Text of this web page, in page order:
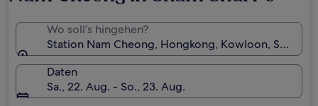
Wo soll’s hingehen?
Station Nam Cheong, Hongkong, Kowloon,
Daten
Sa., 22. Aug. - So., 23. Aug.